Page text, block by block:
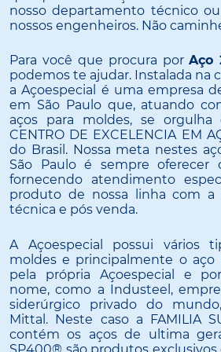
nosso departamento técnico
nossos engenheiros. Não
Para você que procura porAço
podemos te ajudar. Instalada na
a Açoespecial é uma empresa
em São Paulo que, atuando
aços para moldes, se
CENTRO DE EXCELENCIA EM
do Brasil. Nossa meta nestes
São Paulo é sempre oferecer
fornecendo atendimento
produto de nossa linha com a
técnica e pós venda.
A Açoespecial possui vários
moldes e principalmente o aço
pela própria Açoespecial e
nome, como a Industeel,
siderúrgico privado do
Mittal. Neste caso a FAMILIA
contém os aços de ultima